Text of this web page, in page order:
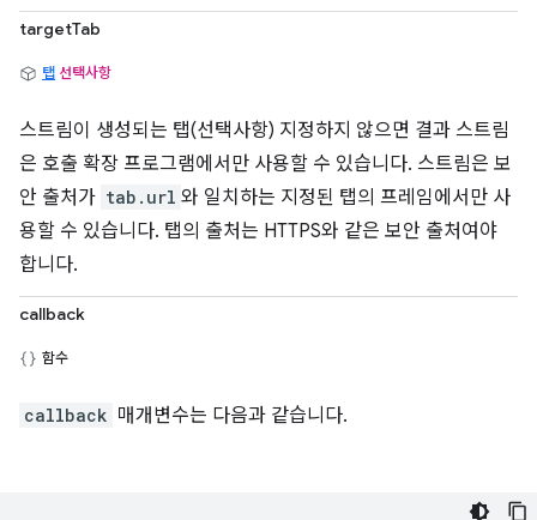
targetTab
탭 선택사항
스트림이 생성되는 탭(선택사항) 지정하지 않으면 결과 스트림
은 호출 확장 프로그램에서만 사용할 수 있습니다. 스트림은 보
안 출처가 tab.url 와 일치하는 지정된 탭의 프레임에서만 사
용할 수 있습니다. 탭의 출처는 HTTPS와 같은 보안 출처여야
합니다.
callback
함수
callback 매개변수는 다음과 같습니다.